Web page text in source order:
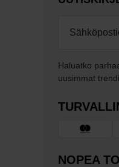
Haluatko
uusimmat
NOPEA